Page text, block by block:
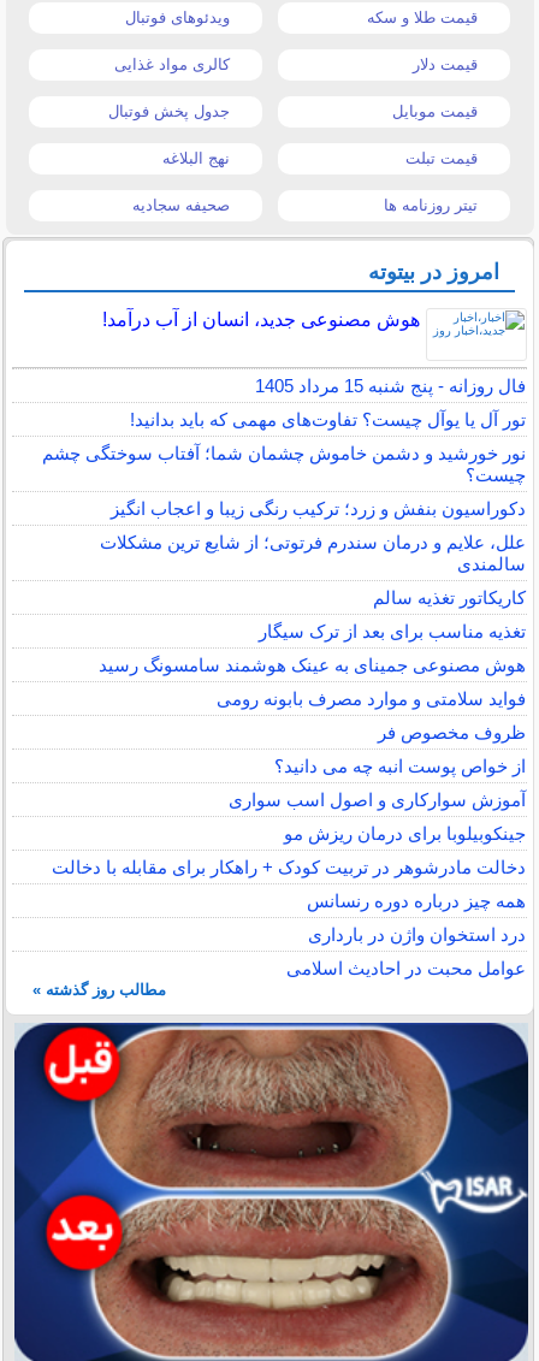
قیمت طلا و سکه ویدئوهای فوتبال
قیمت دلار کالری مواد غذایی
قیمت موبایل جدول پخش فوتبال
قیمت تبلت نهج البلاغه
تیتر روزنامه ها صحیفه سجادیه
امروز در بیتوته
هوش مصنوعی جدید، انسان از آب درآمد!
فال روزانه - پنج شنبه 15 مرداد 1405
تور آل یا یوآل چیست؟ تفاوت‌های مهمی که باید بدانید!
نور خورشید و دشمن خاموش چشمان شما؛ آفتاب سوختگی چشم
چیست؟
دکوراسیون بنفش و زرد؛ ترکیب رنگی زیبا و اعجاب انگیز
علل، علایم و درمان سندرم فرتوتی؛ از شایع ترین مشکلات
سالمندی
کاریکاتور تغذیه سالم
تغذیه مناسب برای بعد از ترک سیگار
هوش مصنوعی جمینای به عینک هوشمند سامسونگ رسید
فواید سلامتی و موارد مصرف بابونه رومی
ظروف مخصوص فر
از خواص پوست انبه چه می دانید؟
آموزش سوارکاری و اصول اسب سواری
جینکوبیلوبا برای درمان ریزش مو
دخالت مادرشوهر در تربیت کودک + راهکار برای مقابله با دخالت
همه چیز درباره دوره رنسانس
درد استخوان واژن در بارداری
عوامل محبت در احادیث اسلامى
مطالب روز گذشته »